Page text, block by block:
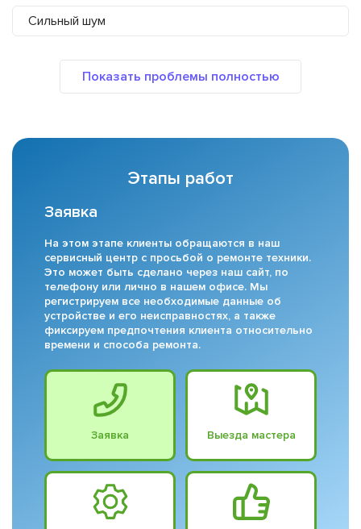
Сильный шум
Этапы работ
Заявка
На этом этапе клиенты обращаются в наш
сервисный центр с просьбой о ремонте техники.
Это может быть сделано через наш сайт, по
телефону или лично в нашем офисе. Мы
регистрируем все необходимые данные об
устройстве и его неисправностях, а также
фиксируем предпочтения клиента относительно
времени и способа ремонта.
Заявка Выезда мастера